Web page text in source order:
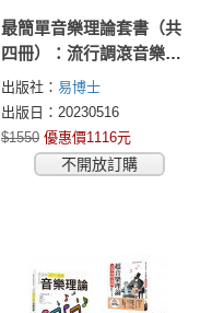
最簡單音樂理論套書（共
四冊）：流行調滾音樂理
論＋超音樂理論三書
出版社： 易博士
出版日：20230516
$1550 優惠價1116元
不開放訂購